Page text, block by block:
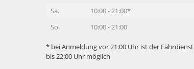
Sa.
10:00 - 21:00*
So.
10:00 - 21:00
* bei Anmeldung vor 21:00 Uhr ist der Fährdienst
bis 22:00 Uhr möglich